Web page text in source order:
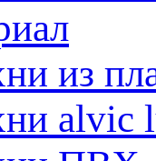
из
alvic